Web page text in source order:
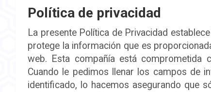
Política de privacidad
La presente Política de Privacidad
protege la información que es
web. Esta compañía está comprometida
Cuando le pedimos llenar los campos de
identificado, lo hacemos asegurando que